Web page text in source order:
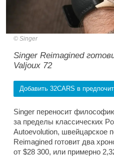
Singer
Singer Reimagined
Valjoux 72
Добавить 32CARS в
Singer переносит
за пределы классических
Autoevolution, швейцарское
Reimagined готовит два
от $28 300, или примерно